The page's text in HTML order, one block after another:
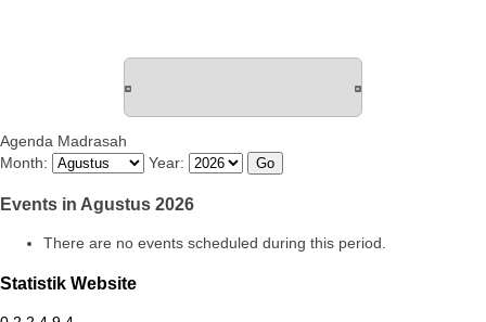
Agenda Madrasah
Month:
Year:
Events in Agustus 2026
There are no events scheduled during this period.
Statistik Website